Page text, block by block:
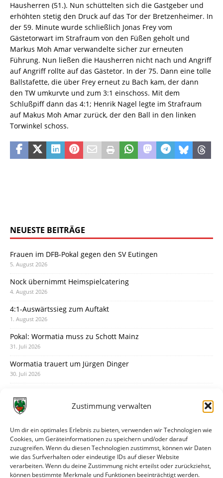
Zustimmung verwalten
Um dir ein optimales Erlebnis zu bieten, verwenden wir Technologien wie
Cookies, um Geräteinformationen zu speichern und/oder darauf
zuzugreifen. Wenn du diesen Technologien zustimmst, können wir Daten
wie das Surfverhalten oder eindeutige IDs auf dieser Website
verarbeiten. Wenn du deine Zustimmung nicht erteilst oder zurückziehst,
können bestimmte Merkmale und Funktionen beeinträchtigt werden.
Hausherren (51.). Nun schüttelten sich die Gastgeber und
erhöhten stetig den Druck auf das Tor der Bretzenheimer. In
der 59. Minute wurde schließlich Jonas Frey vom
Gästetorwart im Strafraum von den Füßen geholt und
Markus Moh Amar verwandelte sicher zur erneuten
Führung. Nun ließen die Hausherren nicht nach und Angriff
auf Angriff rollte auf das Gästetor. In der 75. Dann eine tolle
Ballstafette, die über Frey erneut zu Bach kam, der dann
den TW umkurvte und zum 3:1 einschoss. Mit dem
Schlußpiff dann das 4:1; Henrik Nagel legte im Strafraum
auf Makus Moh Amar zurück, der den Ball in den linken
Torwinkel schoss.
NEUESTE BEITRÄGE
Frauen im DFB-Pokal gegen den SV Eutingen
5. August 2026
Nock übernimmt Heimspielcatering
4. August 2026
4:1-Auswärtssieg zum Auftakt
1. August 2026
Pokal: Wormatia muss zu Schott Mainz
31. Juli 2026
Wormatia trauert um Jürgen Dinger
30. Juli 2026
28. Juli 2026
28. Juli 2026
Neue Podcast-Folge: So tickt Björn!
27. Juli 2026
Eindrücke vom Stadionfest